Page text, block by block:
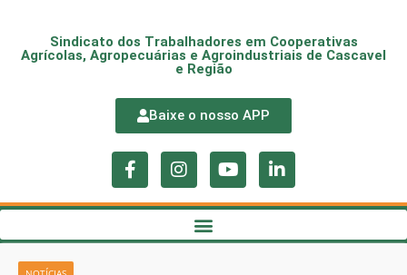
Sindicato dos Trabalhadores em Cooperativas
Agrícolas, Agropecuárias e Agroindustriais de Cascavel
e Região
Baixe o nosso APP